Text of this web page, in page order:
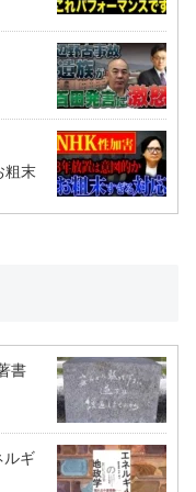
粗末
書
ルギ